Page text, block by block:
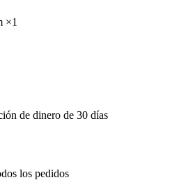
×1
de dinero de 30 días
los pedidos